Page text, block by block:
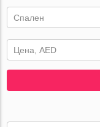
Спален
Цена, AED